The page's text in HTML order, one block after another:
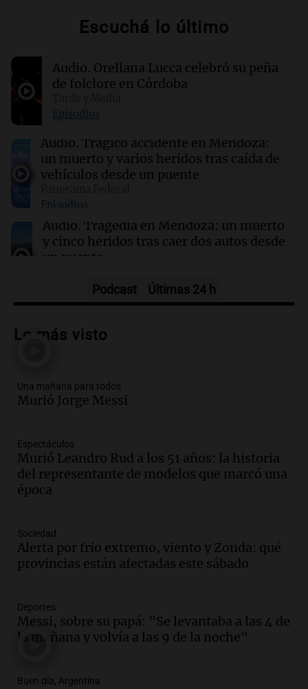
Controles fronterizos en España para viajeros
italianos tras sanciones de Italia
14:23 Una mañana para todos
Voluntarios limpiaron 9.000 metros del río
Suquía y retiraron hasta 800 kilos de basura
por jornada
Matías Pourrain sigue detenido: "Tres
hombres se lo llevaron para hacerle preguntas
y nunca regresó"
Escuchá lo último
Audio. Orellana Lucca celebró su peña
de folclore en Córdoba
Episodios
Audio. Trágico accidente en Mendoza:
un muerto y varios heridos tras caída de
vehículos desde un puente
Episodios
Audio. Tragedia en Mendoza: un muerto
y cinco heridos tras caer dos autos desde
un puente
Audio.Messi llegará esta noche a
tras la muerte de su papá
Audio.Ley de Propiedad Privada: el revés
en el Congreso expuso una debilidad
Una mañana para todos
Episodios
Audio.Casabindo se prepara para una
celebración única: 30.000 turistas y el
Episodios
Audio. Borges, abogada de Pourrain:
"Tres hombres se lo llevaron para
Una mañana para todos
Episodios
Audio.Voluntarios limpiaron 9.000
Una mañana para todos
Podcast Últimas 24 h
Lo más visto
Una mañana para todos
Murió Jorge Messi
Espectáculos
Murió Leandro Rud a los 51 años: la historia
del representante de modelos que marcó una
época
Sociedad
Alerta por frío extremo, viento y Zonda: qué
provincias están afectadas este sábado
Deportes
Messi, sobre su papá: "Se levantaba a las 4 de
la mañana y volvía a las 9 de la noche"
Buen día, Argentina